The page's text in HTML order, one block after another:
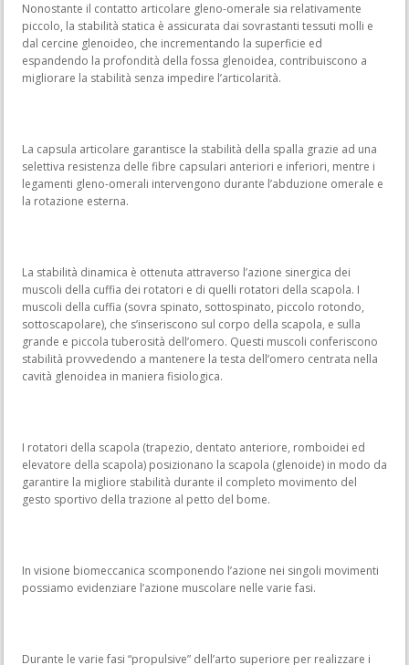
Nonostante il contatto articolare gleno-omerale sia relativamente
piccolo, la stabilità statica è assicurata dai sovrastanti tessuti molli e
dal cercine glenoideo, che incrementando la superficie ed
espandendo la profondità della fossa glenoidea, contribuiscono a
migliorare la stabilità senza impedire l’articolarità.
La capsula articolare garantisce la stabilità della spalla grazie ad una
selettiva resistenza delle fibre capsulari anteriori e inferiori, mentre i
legamenti gleno-omerali intervengono durante l’abduzione omerale e
la rotazione esterna.
La stabilità dinamica è ottenuta attraverso l’azione sinergica dei
muscoli della cuffia dei rotatori e di quelli rotatori della scapola. I
muscoli della cuffia (sovra spinato, sottospinato, piccolo rotondo,
sottoscapolare), che s’inseriscono sul corpo della scapola, e sulla
grande e piccola tuberosità dell’omero. Questi muscoli conferiscono
stabilità provvedendo a mantenere la testa dell’omero centrata nella
cavità glenoidea in maniera fisiologica.
I rotatori della scapola (trapezio, dentato anteriore, romboidei ed
elevatore della scapola) posizionano la scapola (glenoide) in modo da
garantire la migliore stabilità durante il completo movimento del
gesto sportivo della trazione al petto del bome.
In visione biomeccanica scomponendo l’azione nei singoli movimenti
possiamo evidenziare l’azione muscolare nelle varie fasi.
Durante le varie fasi “propulsive” dell’arto superiore per realizzare i